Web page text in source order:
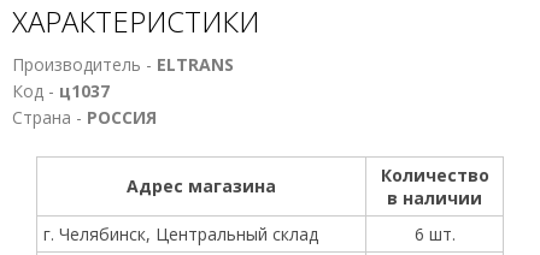
ХАРАКТЕРИСТИКИ
Производитель - ELTRANS
Код - ц1037
Страна - РОССИЯ
Адрес магазина
Количество
в наличии
г. Челябинск, Центральный склад
6 шт.